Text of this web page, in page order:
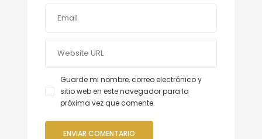
Guarde mi nombre, correo electrónico y
sitio web en este navegador para la
próxima vez que comente.